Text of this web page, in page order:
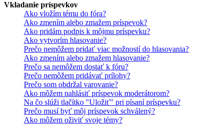
Vkladanie príspevkov
Ako vložím tému do fóra?
Ako zmením alebo zmažem príspevok?
Ako pridám podpis k môjmu príspevku?
Ako vytvorím hlasovanie?
Prečo nemôžem pridať viac možností do hlasovania?
Ako zmením alebo zmažem hlasovanie?
Prečo sa nemôžem dostať k fóru?
Prečo nemôžem pridávať prílohy?
Prečo som obdržal varovanie?
Ako môžem nahlásiť príspevok moderátorom?
Na čo slúži tlačítko "Uložiť" pri písaní príspevku?
Prečo musí byť môj príspevok schválený?
Ako môžem oživiť svoje témy?